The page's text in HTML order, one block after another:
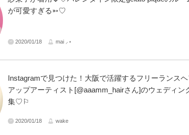
が可愛すぎる➳♡
2020/01/18 mai ⸝⋆
Instagramで見つけた！大阪で活躍するフリーランス
アップアーティスト[@aaamm_hairさん]のウェディン
集♡⚐
2020/01/18 wake